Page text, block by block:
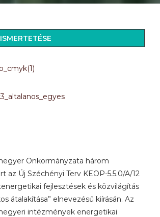
Önkormányzata három
az Új Széchényi Terv KEOP-5.5.0/A/12
fejlesztések és közvilágítás
átalakítása” elnevezésű kiírásán. Az
intézmények energetikai